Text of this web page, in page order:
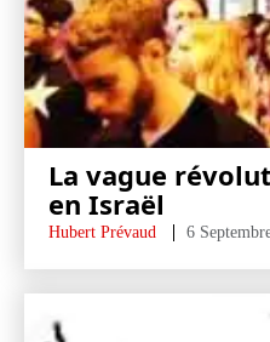
La vague
en Israël
Hubert Prévaud 6